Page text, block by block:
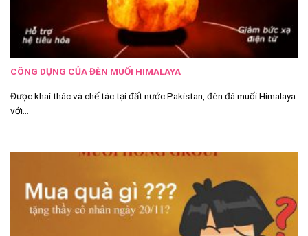
CÔNG DỤNG CỦA ĐÈN MUỐI HIMALAYA
Được khai thác và chế tác tại đất nước Pakistan, đèn đá muối Himalaya
với...